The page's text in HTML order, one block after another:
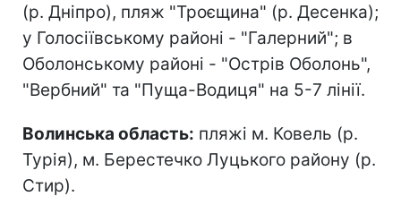
(р. Дніпро), пляж "Троєщина" (р. Десенка);
у Голосіївському районі - "Галерний"; в
Оболонському районі - "Острів Оболонь",
"Вербний" та "Пуща-Водиця" на 5-7 лінії.
Волинська область: пляжі м. Ковель (р.
Турія), м. Берестечко Луцького району (р.
Стир).